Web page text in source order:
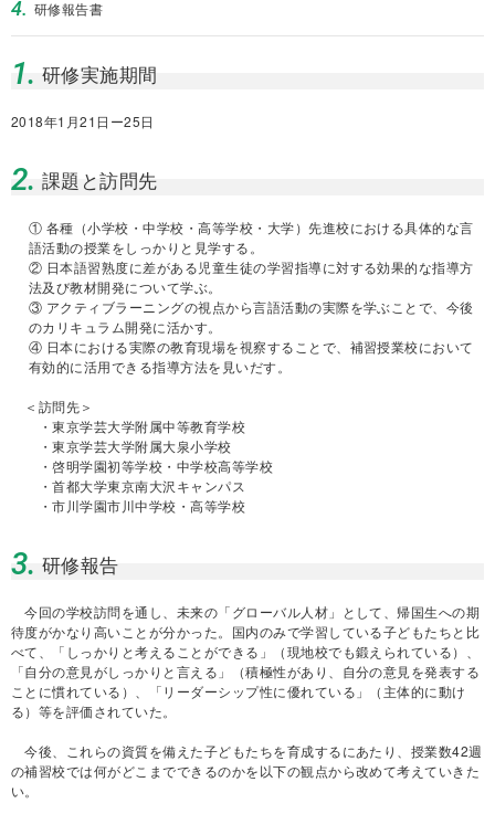
4. 研修報告書
1. 研修実施期間
2018年1月21日ー25日
2. 課題と訪問先
① 各種（小学校・中学校・高等学校・大学）先進校における具体的な言
語活動の授業をしっかりと見学する。
② 日本語習熟度に差がある児童生徒の学習指導に対する効果的な指導方
法及び教材開発について学ぶ。
③ アクティブラーニングの視点から言語活動の実際を学ぶことで、今後
のカリキュラム開発に活かす。
④ 日本における実際の教育現場を視察することで、補習授業校において
有効的に活用できる指導方法を見いだす。
＜訪問先＞
・東京学芸大学附属中等教育学校
・東京学芸大学附属大泉小学校
・啓明学園初等学校・中学校高等学校
・首都大学東京南大沢キャンパス
・市川学園市川中学校・高等学校
3. 研修報告
今回の学校訪問を通し、未来の「グローバル人材」として、帰国生への期
待度がかなり高いことが分かった。国内のみで学習している子どもたちと比
べて、「しっかりと考えることができる」（現地校でも鍛えられている）、
「自分の意見がしっかりと言える」（積極性があり、自分の意見を発表する
ことに慣れている）、「リーダーシップ性に優れている」（主体的に動け
る）等を評価されていた。
今後、これらの資質を備えた子どもたちを育成するにあたり、授業数42週
の補習校では何がどこまでできるのかを以下の観点から改めて考えていきた
い。